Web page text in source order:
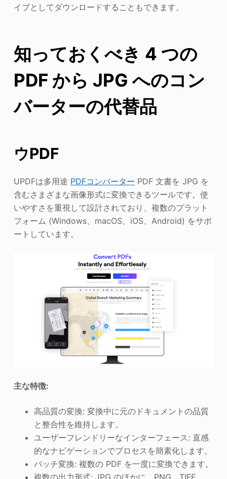
イブとしてダウンロードすることもできます。
知っておくべき 4 つの
PDF から JPG へのコン
バーターの代替品
ウPDF
UPDFは多用途 PDFコンバーター PDF 文書を JPG を
含むさまざまな画像形式に変換できるツールです。使
いやすさを重視して設計されており、複数のプラット
フォーム (Windows、macOS、iOS、Android) をサポ
ートしています。
主な特徴:
高品質の変換: 変換中に元のドキュメントの品質
と整合性を維持します。
ユーザーフレンドリーなインターフェース: 直感
的なナビゲーションでプロセスを簡素化します。
バッチ変換: 複数の PDF を一度に変換できます。